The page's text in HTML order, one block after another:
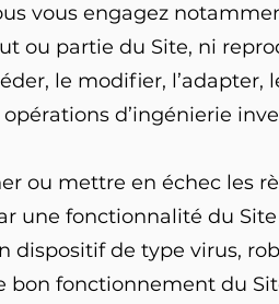
vous engagez
ou partie du Site, ni
le modifier,
d’ingénierie
ou mettre en échec les
une fonctionnalité du Site
dispositif de type virus,
bon fonctionnement du